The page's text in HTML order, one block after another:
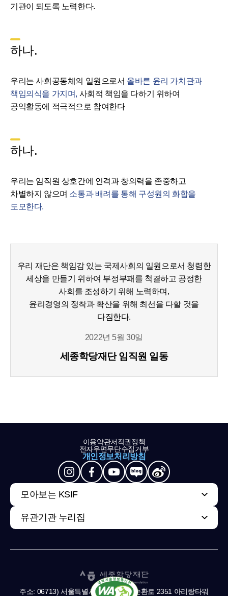
기관이 되도록 노력한다.
하나.
우리는 사회공동체의 일원으로서 올바른 윤리 가치관과
책임의식을 가지며, 사회적 책임을 다하기 위하여
공익활동에 적극적으로 참여한다
하나.
우리는 임직원 상호간에 인격과 창의력을 존중하고
차별하지 않으며 소통과 배려를 통해 구성원의 화합을
도모한다.
우리 재단은 책임감 있는 국제사회의 일원으로서 청렴한
세상을 만들기 위하여 부정부패를 척결하고 공정한
사회를 조성하기 위해 노력하며,
윤리경영의 정착과 확산을 위해 최선을 다할 것을
다짐한다.
2022년 5월 30일
세종학당재단 임직원 일동
이용약관저작권정책
전자우편무단수집거부
개인정보처리방침
모아보는 KSIF
유관기관 누리집
주소: 06713) 서울특별시 서초구 남부순환로 2351 아리랑타워